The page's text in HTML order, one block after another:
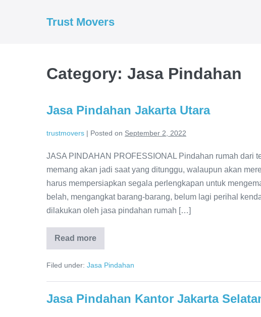
Trust Movers
Category: Jasa Pindahan
Jasa Pindahan Jakarta Utara
trustmovers | Posted on September 2, 2022
JASA PINDAHAN PROFESSIONAL Pindahan rumah dari
memang akan jadi saat yang ditunggu, walaupun akan
harus mempersiapkan segala perlengkapan untuk
belah, mengangkat barang-barang, belum lagi perihal
dilakukan oleh jasa pindahan rumah […]
Read more
Jasa
Pindahan
Utara
Filed under: Jasa Pindahan
Jasa Pindahan Kantor Jakarta